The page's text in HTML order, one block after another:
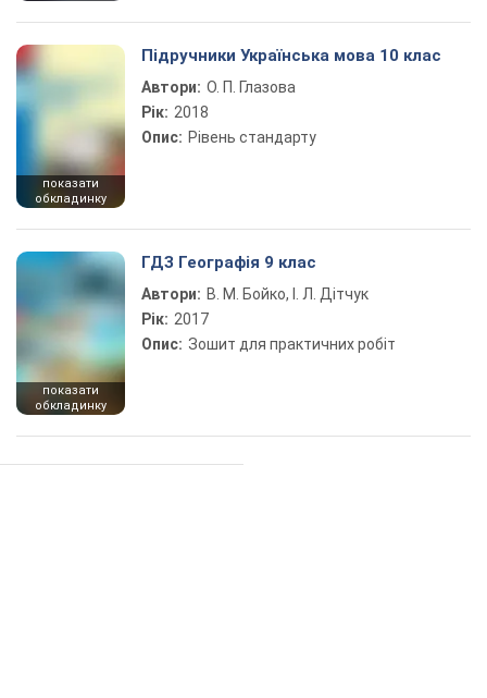
показати
обкладинку
Підручники Українська мова 10 клас
Автори: О. П. Глазова
Рік: 2018
Опис: Рівень стандарту
показати
обкладинку
ГДЗ Географія 9 клас
Автори: В. М. Бойко, І. Л. Дітчук
Рік: 2017
Опис: Зошит для практичних робіт